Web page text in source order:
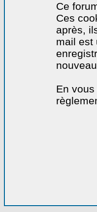
Ce
Ces
après,
mail est
En